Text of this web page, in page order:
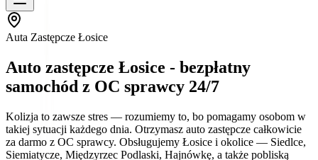
Auta Zastępcze Łosice
Auto zastępcze Łosice - bezpłatny
samochód z OC sprawcy 24/7
Kolizja to zawsze stres — rozumiemy to, bo pomagamy osobom w
takiej sytuacji każdego dnia. Otrzymasz auto zastępcze całkowicie
za darmo z OC sprawcy. Obsługujemy Łosice i okolice — Siedlce,
Siemiatycze, Międzyrzec Podlaski, Hajnówkę, a także pobliską